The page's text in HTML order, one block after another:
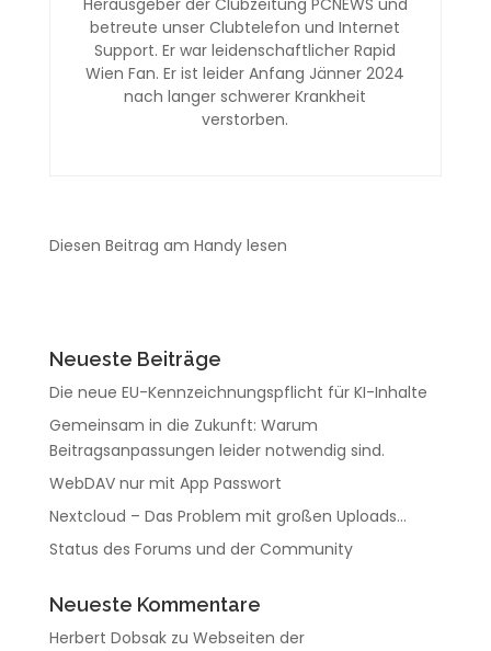
Herausgeber der Clubzeitung PCNEWS und
betreute unser Clubtelefon und Internet
Support. Er war leidenschaftlicher Rapid
Wien Fan. Er ist leider Anfang Jänner 2024
nach langer schwerer Krankheit
verstorben.
Diesen Beitrag am Handy lesen
Neueste Beiträge
Die neue EU-Kennzeichnungspflicht für KI-Inhalte
Gemeinsam in die Zukunft: Warum
Beitragsanpassungen leider notwendig sind.
WebDAV nur mit App Passwort
Nextcloud – Das Problem mit großen Uploads…
Status des Forums und der Community
Neueste Kommentare
Herbert Dobsakzu Webseiten der